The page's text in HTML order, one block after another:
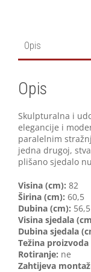
Opis
Opis
Skulpturalna i
elegancije i
paralelnim
jedna drugoj,
plišano sjedalo
Visina (cm): 82
Širina (cm): 60,5
Dubina (cm): 56,5
Visina sjedala
Dubina sjedala
Težina proizvoda
Rotiranje: ne
Zahtijeva